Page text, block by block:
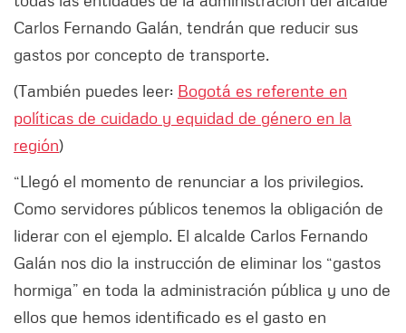
Carlos Fernando Galán, tendrán que reducir sus
gastos por concepto de transporte.
(También puedes leer: Bogotá es referente en
políticas de cuidado y equidad de género en la
región)
“Llegó el momento de renunciar a los privilegios.
Como servidores públicos tenemos la obligación de
liderar con el ejemplo. El alcalde Carlos Fernando
Galán nos dio la instrucción de eliminar los “gastos
hormiga” en toda la administración pública y uno de
ellos que hemos identificado es el gasto en